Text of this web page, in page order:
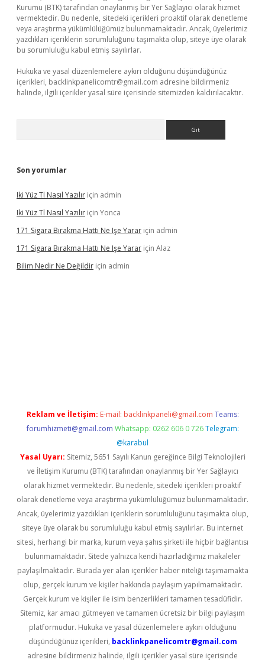
Kurumu (BTK) tarafından onaylanmış bir Yer Sağlayıcı olarak hizmet
vermektedir. Bu nedenle, sitedeki içerikleri proaktif olarak denetleme
veya araştırma yükümlülüğümüz bulunmamaktadır. Ancak, üyelerimiz
yazdıkları içeriklerin sorumluluğunu taşımakta olup, siteye üye olarak
bu sorumluluğu kabul etmiş sayılırlar.
Hukuka ve yasal düzenlemelere aykırı olduğunu düşündüğünüz
içerikleri, backlinkpanelicomtr@gmail.com adresine bildirmeniz
halinde, ilgili içerikler yasal süre içerisinde sitemizden kaldırılacaktır.
Son yorumlar
Iki Yüz Tl Nasıl Yazılır için admin
Iki Yüz Tl Nasıl Yazılır için Yonca
171 Sigara Bırakma Hattı Ne Işe Yarar için admin
171 Sigara Bırakma Hattı Ne Işe Yarar için Alaz
Bilim Nedir Ne Değildir için admin
Reklam ve İletişim: E-mail: backlinkpaneli@gmail.com Teams:
forumhizmeti@gmail.com Whatsapp: 0262 606 0 726 Telegram:
@karabul
Yasal Uyarı: Sitemiz, 5651 Sayılı Kanun gereğince Bilgi Teknolojileri
ve İletişim Kurumu (BTK) tarafından onaylanmış bir Yer Sağlayıcı
olarak hizmet vermektedir. Bu nedenle, sitedeki içerikleri proaktif
olarak denetleme veya araştırma yükümlülüğümüz bulunmamaktadır.
Ancak, üyelerimiz yazdıkları içeriklerin sorumluluğunu taşımakta olup,
siteye üye olarak bu sorumluluğu kabul etmiş sayılırlar. Bu internet
sitesi, herhangi bir marka, kurum veya şahıs şirketi ile hiçbir bağlantısı
bulunmamaktadır. Sitede yalnızca kendi hazırladığımız makaleler
paylaşılmaktadır. Burada yer alan içerikler haber niteliği taşımamakta
olup, gerçek kurum ve kişiler hakkında paylaşım yapılmamaktadır.
Gerçek kurum ve kişiler ile isim benzerlikleri tamamen tesadüfidir.
Sitemiz, kar amacı gütmeyen ve tamamen ücretsiz bir bilgi paylaşım
platformudur. Hukuka ve yasal düzenlemelere aykırı olduğunu
düşündüğünüz içerikleri, backlinkpanelicomtr@gmail.com
adresine bildirmeniz halinde, ilgili içerikler yasal süre içerisinde